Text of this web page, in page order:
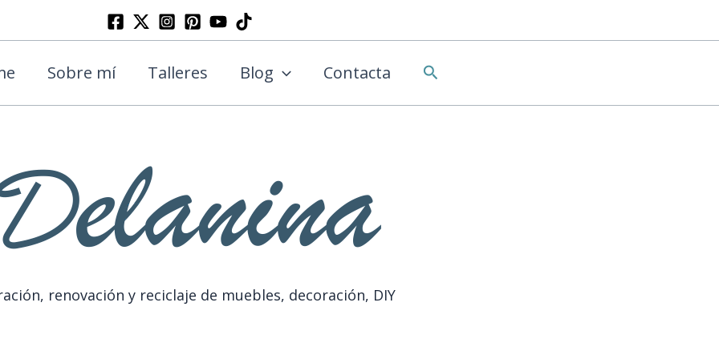
Sobre mí Talleres Blog Contacta Buscar
renovación y reciclaje de muebles, decoración, DIY
Buscar